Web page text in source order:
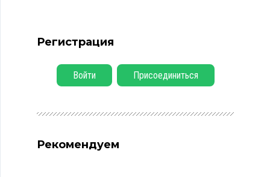
Регистрация
Войти Присоединиться
Рекомендуем